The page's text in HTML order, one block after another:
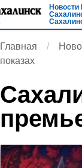
Главная
показах